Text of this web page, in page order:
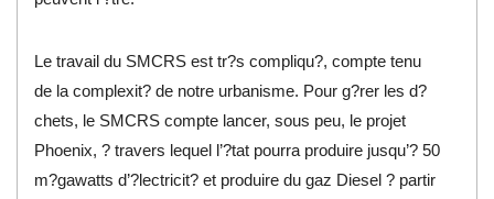
Le travail du SMCRS est tr?s compliqu?, compte tenu
de la complexit? de notre urbanisme. Pour g?rer les d?
chets, le SMCRS compte lancer, sous peu, le projet
Phoenix, ? travers lequel l’?tat pourra produire jusqu’? 50
m?gawatts d’?lectricit? et produire du gaz Diesel ? partir